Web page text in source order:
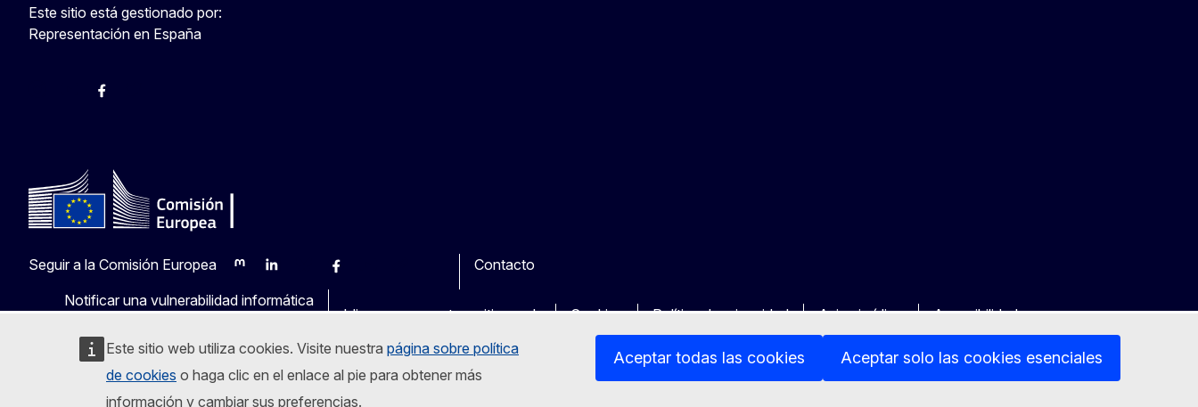
Este sitio web utiliza cookies. Visite nuestra página sobre política
de cookies o haga clic en el enlace al pie para obtener más
información y cambiar sus preferencias.
Aceptar todas las cookies Aceptar solo las cookies esenciales
Este sitio está gestionado por:
Representación en España
@ComisionEuropea
Espacio Europa
Comisión Europea en España
Seguir a la Comisión Europea
MastodonLinkedInBlueskyFacebook
Contacto
Notificar una vulnerabilidad informática
Idiomas en nuestros sitios web
Cookies Política de privacidad Aviso jurídico Accesibilidad